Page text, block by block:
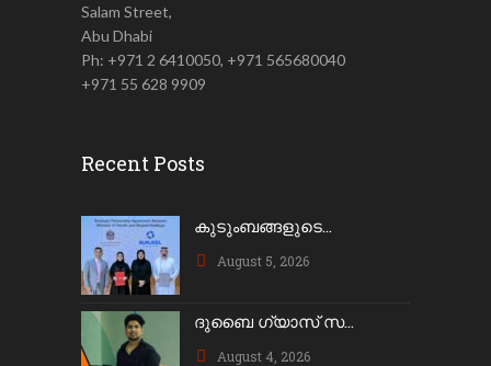
Salam Street,
Abu Dhabi
Ph: +971 2 6410050, +971 565680040
+971 55 628 9909
Recent Posts
കുടുംബങ്ങളുടെ...
August 5, 2026
ദുബൈ ഗ്യാസ് സ...
August 4, 2026